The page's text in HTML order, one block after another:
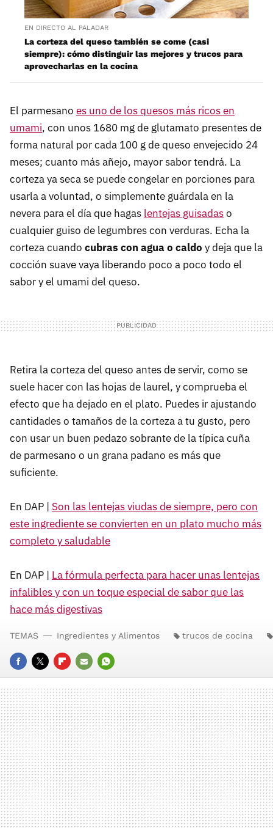
EN DIRECTO AL PALADAR
La corteza del queso también se come (casi
siempre): cómo distinguir las mejores y trucos para
aprovecharlas en la cocina
El parmesano es uno de los quesos más ricos en
umami, con unos 1680 mg de glutamato presentes de
forma natural por cada 100 g de queso envejecido 24
meses; cuanto más añejo, mayor sabor tendrá. La
corteza ya seca se puede congelar en porciones para
usarla a voluntad, o simplemente guárdala en la
nevera para el día que hagas lentejas guisadaso
cualquier guiso de legumbres con verduras. Echa la
corteza cuando cubras con agua o caldo y deja que la
cocción suave vaya liberando poco a poco todo el
sabor y el umami del queso.
Retira la corteza del queso antes de servir, como se
suele hacer con las hojas de laurel, y comprueba el
efecto que ha dejado en el plato. Puedes ir ajustando
cantidades o tamaños de la corteza a tu gusto, pero
con usar un buen pedazo sobrante de la típica cuña
de parmesano o un grana padano es más que
suficiente.
En DAP | Son las lentejas viudas de siempre, pero con
este ingrediente se convierten en un plato mucho más
completo y saludable
En DAP | La fórmula perfecta para hacer unas lentejas
infalibles y con un toque especial de sabor que las
hace más digestivas
FACEBOOK
TWITTERFLIPBOARD
E-
MAIL
WHATSAPP
TEMAS Ingredientes y Alimentos trucos de cocina